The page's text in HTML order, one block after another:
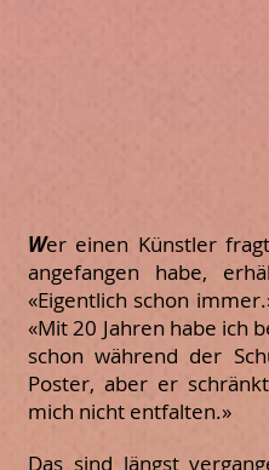
Wer einen Künstler
angefangen habe,
«Eigentlich schon
«Mit 20 Jahren habe ich
schon während der
Poster, aber er
mich nicht entfalten.»
Das sind längst